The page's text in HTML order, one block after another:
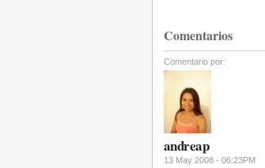
Comentarios
Comentario por:
andreap
13 May 2008 - 06:23PM